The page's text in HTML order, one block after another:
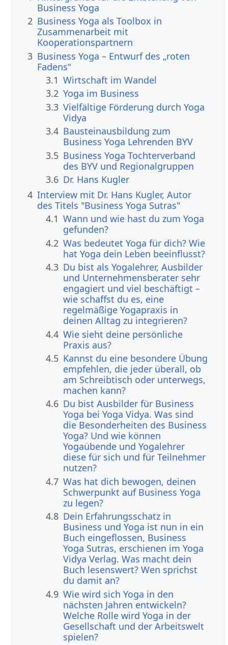
Business Yoga
2 Business Yoga als Toolbox in
Zusammenarbeit mit
Kooperationspartnern
3 Business Yoga – Entwurf des „roten
Fadens“
3.1 Wirtschaft im Wandel
3.2 Yoga im Business
3.3 Vielfältige Förderung durch Yoga
Vidya
3.4 Bausteinausbildung zum
Business Yoga Lehrenden BYV
3.5 Business Yoga Tochterverband
des BYV und Regionalgruppen
3.6 Dr. Hans Kugler
4 Interview mit Dr. Hans Kugler, Autor
des Titels "Business Yoga Sutras"
4.1 Wann und wie hast du zum Yoga
gefunden?
4.2 Was bedeutet Yoga für dich? Wie
hat Yoga dein Leben beeinflusst?
4.3 Du bist als Yogalehrer, Ausbilder
und Unternehmensberater sehr
engagiert und viel beschäftigt –
wie schaffst du es, eine
regelmäßige Yogapraxis in
deinen Alltag zu integrieren?
4.4 Wie sieht deine persönliche
Praxis aus?
4.5 Kannst du eine besondere Übung
empfehlen, die jeder überall, ob
am Schreibtisch oder unterwegs,
machen kann?
4.6 Du bist Ausbilder für Business
Yoga bei Yoga Vidya. Was sind
die Besonderheiten des Business
Yoga? Und wie können
Yogaübende und Yogalehrer
diese für sich und für Teilnehmer
nutzen?
4.7 Was hat dich bewogen, deinen
Schwerpunkt auf Business Yoga
zu legen?
4.8 Dein Erfahrungsschatz in
Business und Yoga ist nun in ein
Buch eingeflossen, Business
Yoga Sutras, erschienen im Yoga
Vidya Verlag. Was macht dein
Buch lesenswert? Wen sprichst
du damit an?
4.9 Wie wird sich Yoga in den
nächsten Jahren entwickeln?
Welche Rolle wird Yoga in der
Gesellschaft und der Arbeitswelt
spielen?